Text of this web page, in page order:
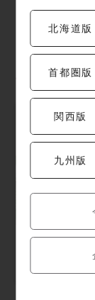
北海道版
首都圏版
関西版
九州版
店舗限定
【梅の花】
別懐石とラ